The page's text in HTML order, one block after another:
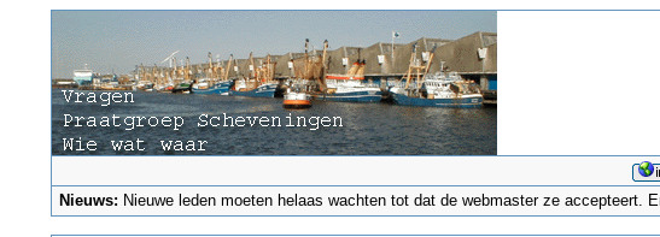
Nieuws: Nieuwe leden moeten helaas wachten tot dat de webmaster ze